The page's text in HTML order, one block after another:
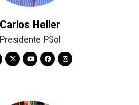
Carlos Heller
Presidente PSol